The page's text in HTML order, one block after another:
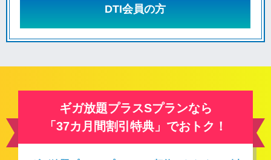
DTI会員の方
ギガ放題プラスSプランなら
「37カ月間割引特典」でおトク！